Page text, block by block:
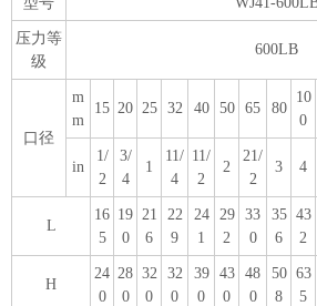
压力等
级
600LB
口径
m
m
15 20 25 32 40 50 65 80
10
0
in
1/
2
3/
4
1
11/
4
11/
2
2
21/
2
3 4
L
16
5
19
0
21
6
22
9
24
1
29
2
33
0
35
6
43
2
H
24
0
28
0
32
0
32
0
39
0
43
0
48
0
50
8
63
5